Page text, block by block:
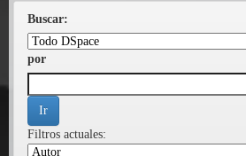
Buscar:
por
Filtros actuales: